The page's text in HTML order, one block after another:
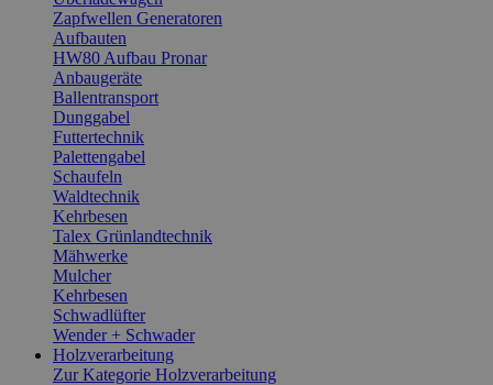
Zapfwellen Generatoren
Aufbauten
HW80 Aufbau Pronar
Anbaugeräte
Ballentransport
Dunggabel
Futtertechnik
Palettengabel
Schaufeln
Waldtechnik
Kehrbesen
Talex Grünlandtechnik
Mähwerke
Mulcher
Kehrbesen
Schwadlüfter
Wender + Schwader
Holzverarbeitung
Zur Kategorie Holzverarbeitung